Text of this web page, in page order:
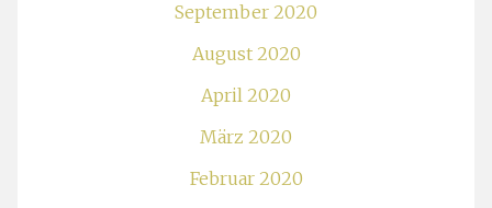
September 2020
August 2020
April 2020
März 2020
Februar 2020